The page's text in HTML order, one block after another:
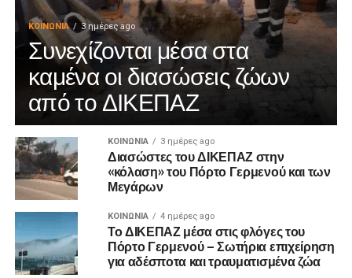
ΚΟΙΝΩΝΊΑ 3 ημέρες ago
Συνεχίζονται μέσα στα
καμένα οι διασώσεις ζώων
από το ΔΙΚΕΠΑΖ
ΚΟΙΝΩΝΊΑ 3 ημέρες ago
Διασώστες του ΔΙΚΕΠΑΖ στην
«κόλαση» του Πόρτο Γερμενού και των
Μεγάρων
ΚΟΙΝΩΝΊΑ 4 ημέρες ago
Το ΔΙΚΕΠΑΖ μέσα στις φλόγες του
Πόρτο Γερμενού – Σωτήρια επιχείρηση
για αδέσποτα και τραυματισμένα ζώα